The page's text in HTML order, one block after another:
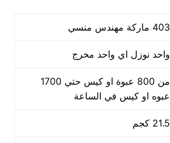
403 ماركة مهندس منسي
واحد نوزل اي واحد مخرج
من 800 عبوة او كيس حتي 1700
عبوه او كيس في الساعة
21.5 كجم